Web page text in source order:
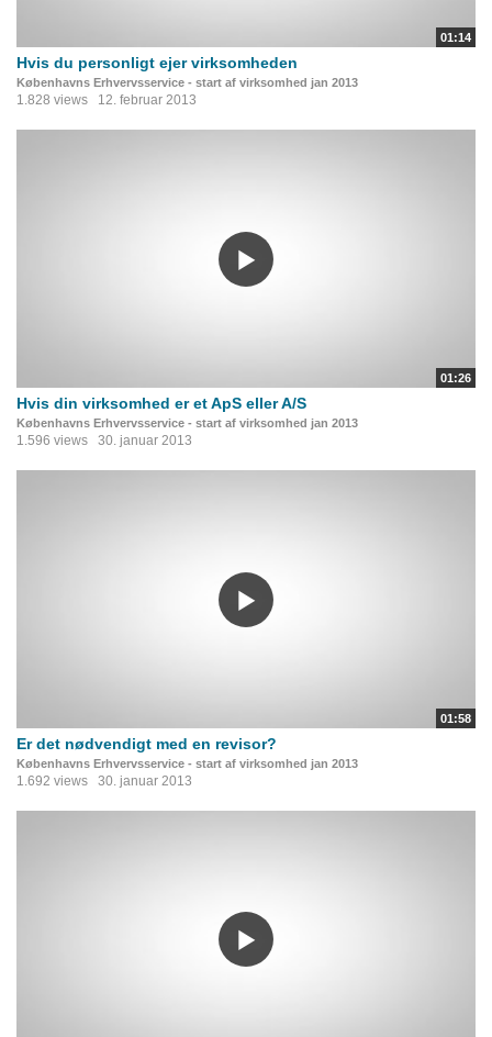
01:14
Hvis du personligt ejer virksomheden
Københavns Erhvervsservice - start af virksomhed jan 2013
1.828 views 12. februar 2013
01:26
Hvis din virksomhed er et ApS eller A/S
Københavns Erhvervsservice - start af virksomhed jan 2013
1.596 views 30. januar 2013
01:58
Er det nødvendigt med en revisor?
Københavns Erhvervsservice - start af virksomhed jan 2013
1.692 views 30. januar 2013